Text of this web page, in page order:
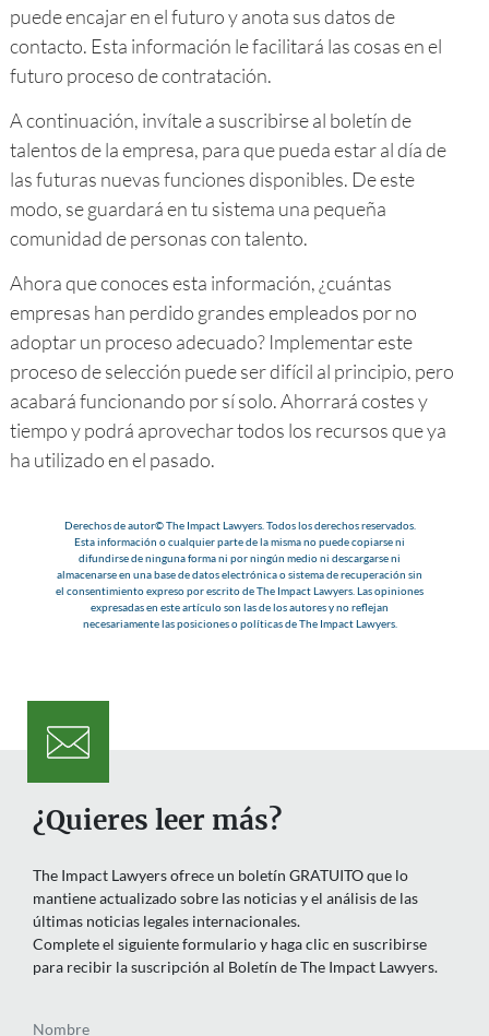
puede encajar en el futuro y anota sus datos de
contacto. Esta información le facilitará las cosas en el
futuro proceso de contratación.
A continuación, invítale a suscribirse al boletín de
talentos de la empresa, para que pueda estar al día de
las futuras nuevas funciones disponibles. De este
modo, se guardará en tu sistema una pequeña
comunidad de personas con talento.
Ahora que conoces esta información, ¿cuántas
empresas han perdido grandes empleados por no
adoptar un proceso adecuado? Implementar este
proceso de selección puede ser difícil al principio, pero
acabará funcionando por sí solo. Ahorrará costes y
tiempo y podrá aprovechar todos los recursos que ya
ha utilizado en el pasado.
Derechos de autor© The Impact Lawyers. Todos los derechos reservados.
Esta información o cualquier parte de la misma no puede copiarse ni
difundirse de ninguna forma ni por ningún medio ni descargarse ni
almacenarse en una base de datos electrónica o sistema de recuperación sin
el consentimiento expreso por escrito de The Impact Lawyers. Las opiniones
expresadas en este artículo son las de los autores y no reflejan
necesariamente las posiciones o políticas de The Impact Lawyers.
¿Quieres leer más?
The Impact Lawyers ofrece un boletín GRATUITO que lo
mantiene actualizado sobre las noticias y el análisis de las
últimas noticias legales internacionales.
Complete el siguiente formulario y haga clic en suscribirse
para recibir la suscripción al Boletín de The Impact Lawyers.